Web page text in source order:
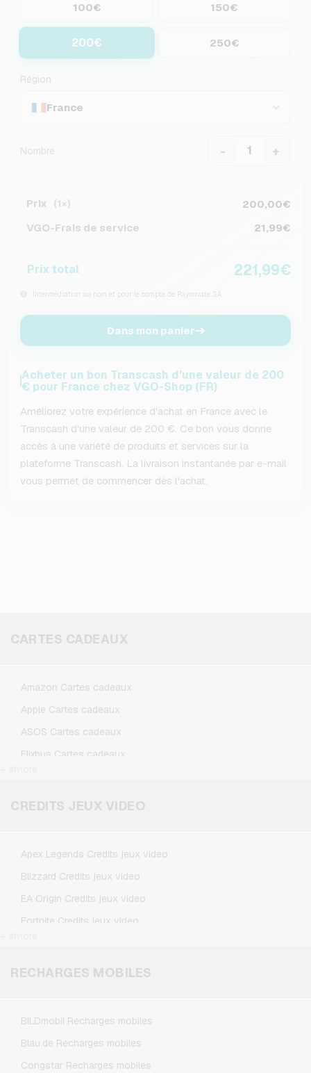
100€ 150€
200€ 250€
Région
France
Nombre - +
Prix (1×)
200,00€
VGO-Frais de service
21,99€
Prix total 221,99€
Intermédiation au nom et pour le compte de Paynovate SA
Dans mon panier
Acheter un bon Transcash d'une valeur de 200
€ pour France chez VGO-Shop (FR)
Améliorez votre expérience d'achat en France avec le
Transcash d'une valeur de 200 €. Ce bon vous donne
accès à une variété de produits et services sur la
plateforme Transcash. La livraison instantanée par e-mail
vous permet de commencer dès l'achat.
CARTES CADEAUX
Amazon Cartes cadeaux
Apple Cartes cadeaux
ASOS Cartes cadeaux
Flixbus Cartes cadeaux
Google Play Cartes cadeaux
Zalando Cartes cadeaux
CREDITS JEUX VIDEO
Apex Legends Credits jeux video
Blizzard Credits jeux video
EA Origin Credits jeux video
Fortnite Credits jeux video
Minecraft Credits jeux video
RECHARGES MOBILES
BILDmobil Recharges mobiles
Blau.de Recharges mobiles
Congstar Recharges mobiles